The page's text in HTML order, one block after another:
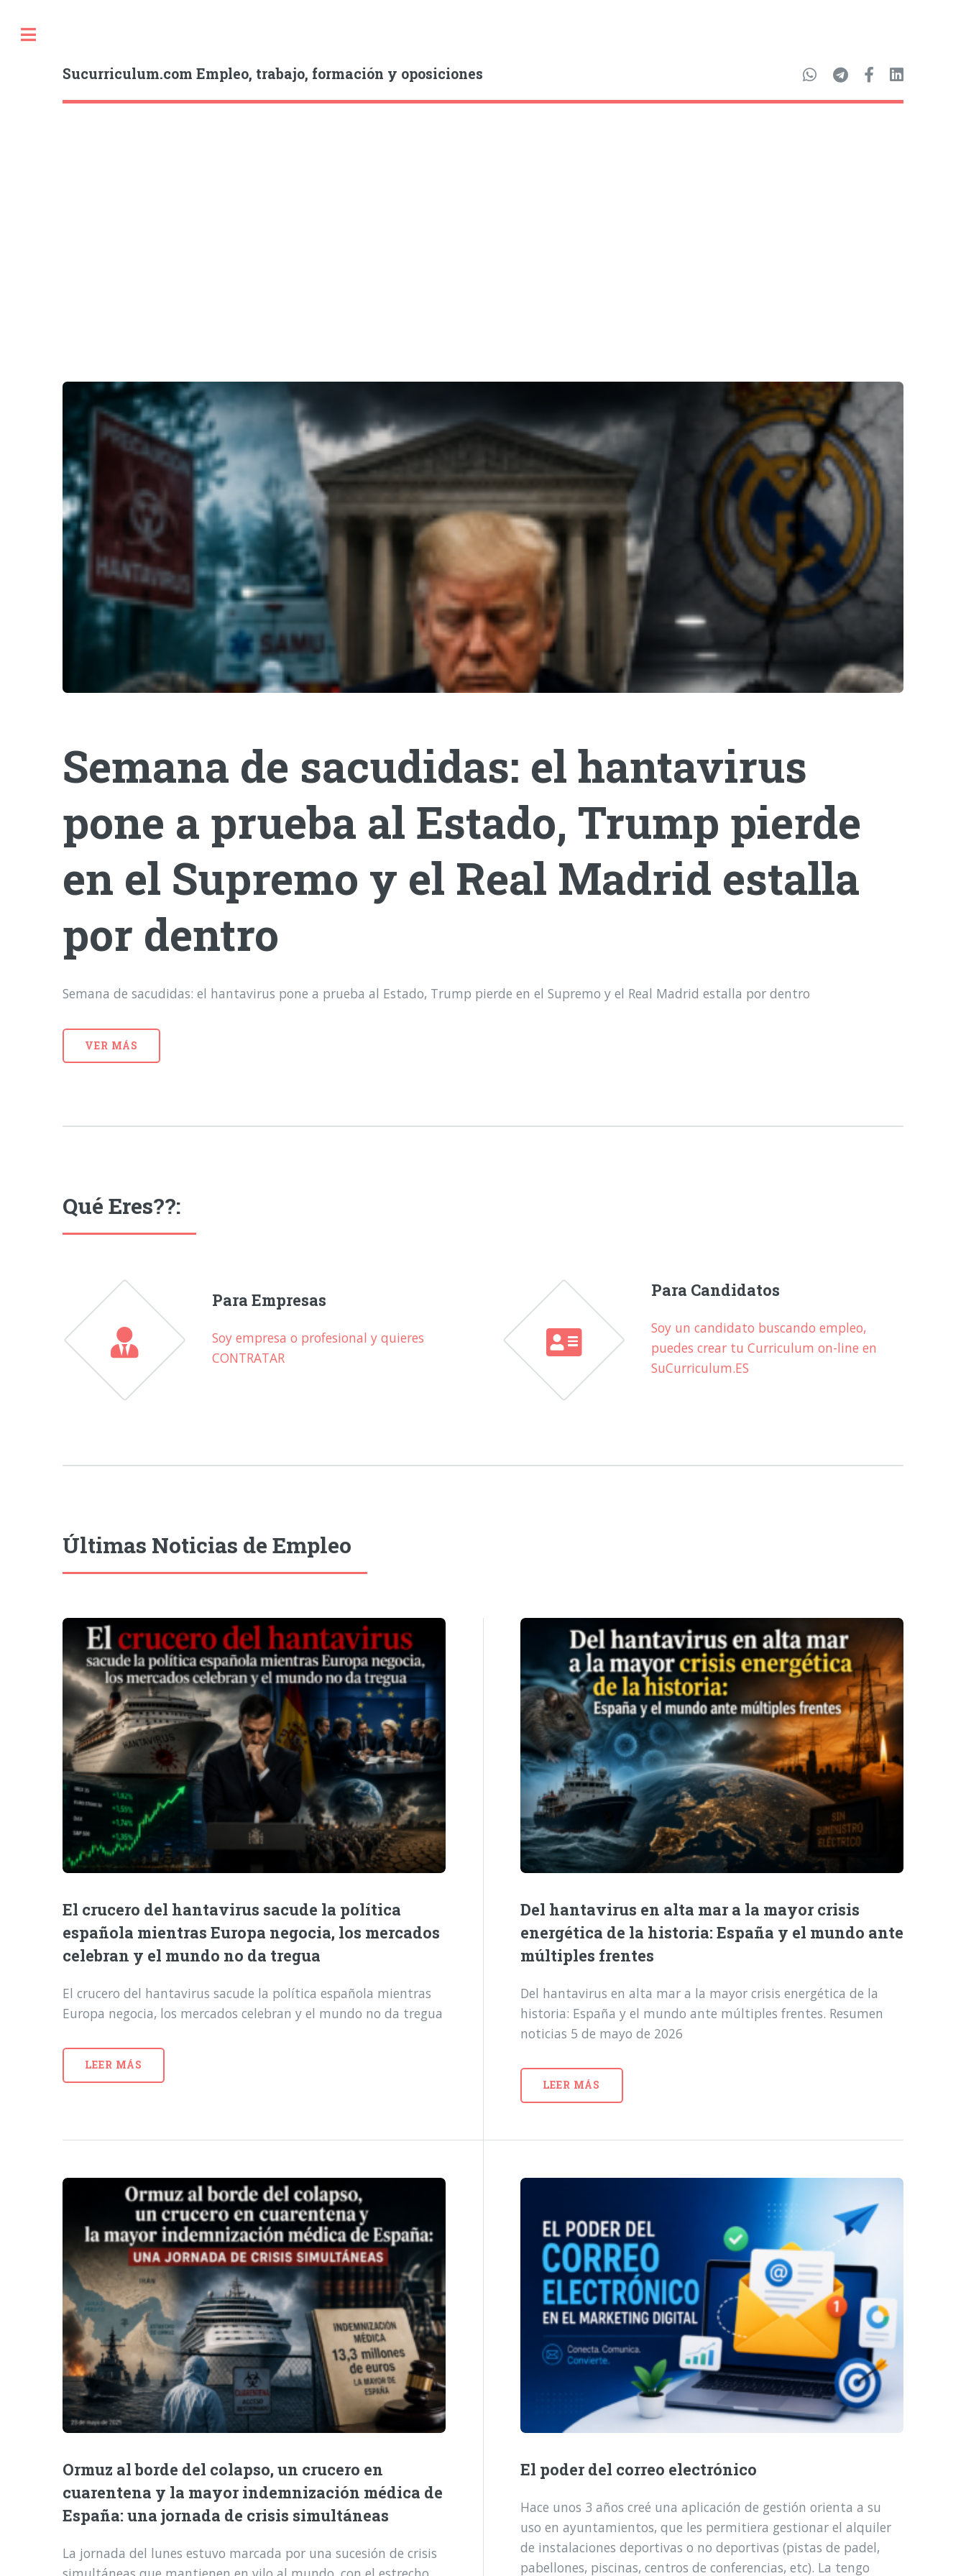
Sucurriculum.com Empleo, trabajo, formación y oposiciones
Semana de sacudidas: el hantavirus
pone a prueba al Estado, Trump pierde
en el Supremo y el Real Madrid estalla
por dentro
Semana de sacudidas: el hantavirus pone a prueba al Estado, Trump pierde en el Supremo y el Real Madrid estalla por dentro
VER MÁS
Qué Eres??:
Para Empresas
Soy empresa o profesional y quieres
CONTRATAR
Para Candidatos
Soy un candidato buscando empleo,
puedes crear tu Curriculum on-line en
SuCurriculum.ES
Últimas Noticias de Empleo
El crucero del hantavirus sacude la política
española mientras Europa negocia, los mercados
celebran y el mundo no da tregua
El crucero del hantavirus sacude la política española mientras
Europa negocia, los mercados celebran y el mundo no da tregua
LEER MÁS
Del hantavirus en alta mar a la mayor crisis
energética de la historia: España y el mundo ante
múltiples frentes
Del hantavirus en alta mar a la mayor crisis energética de la
historia: España y el mundo ante múltiples frentes. Resumen
noticias 5 de mayo de 2026
LEER MÁS
Ormuz al borde del colapso, un crucero en
cuarentena y la mayor indemnización médica de
España: una jornada de crisis simultáneas
La jornada del lunes estuvo marcada por una sucesión de crisis
El poder del correo electrónico
Hace unos 3 años creé una aplicación de gestión orienta a su
uso en ayuntamientos, que les permitiera gestionar el alquiler
de instalaciones deportivas o no deportivas (pistas de padel,
pabellones, piscinas, centros de conferencias, etc). La tengo